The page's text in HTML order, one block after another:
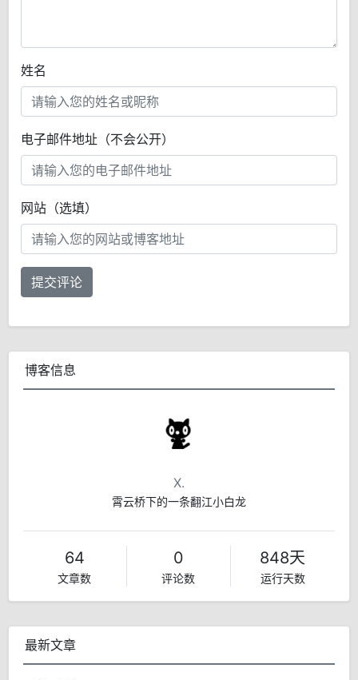
姓名
电子邮件地址（不会公开）
网站（选填）
提交评论
博客信息
X.
霄云桥下的一条翻江小白龙
64
文章数
0
评论数
848天
运行天数
最新文章